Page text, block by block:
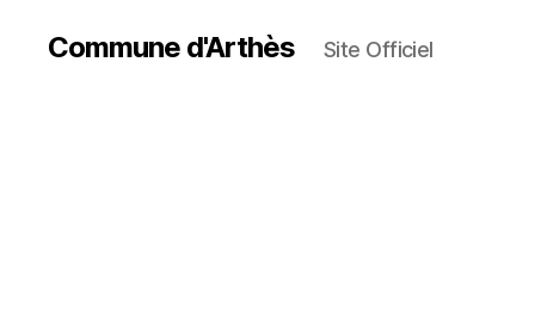
Commune d'Arthès Site Officiel